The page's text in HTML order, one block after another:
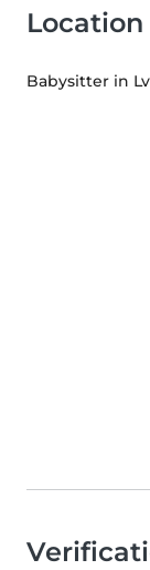
Location
Babysitter in